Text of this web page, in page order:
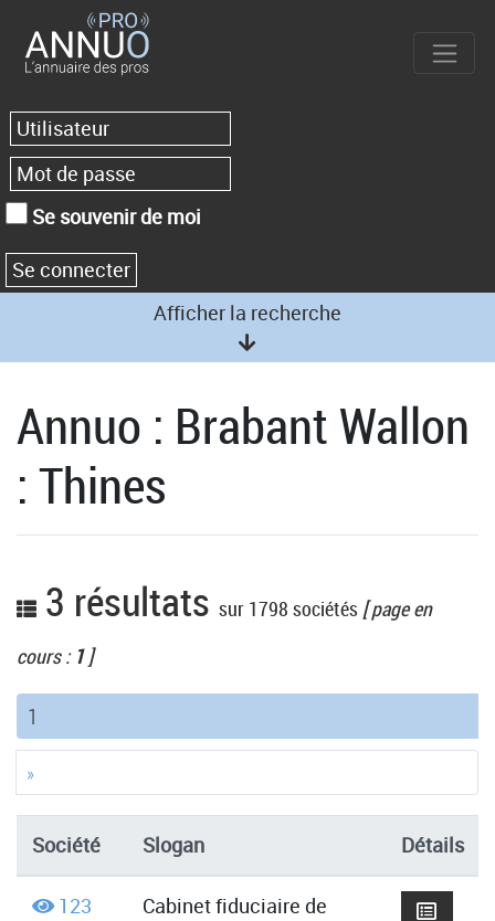
Se souvenir de moi
Afficher la recherche
Annuo : Brabant Wallon
: Thines
3 résultats sur 1798 sociétés [ page en
cours : 1]
1
»
Société Slogan Détails
123
Cabinet fiduciaire de